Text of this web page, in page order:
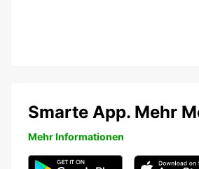
Smarte App. Mehr
Mehr Informationen